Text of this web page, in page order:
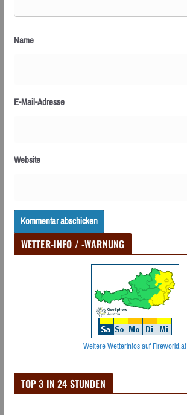
Name
E-Mail-Adresse
Website
WETTER-INFO / -WARNUNG
Weitere Wetterinfos auf Fireworld.at
TOP 3 IN 24 STUNDEN